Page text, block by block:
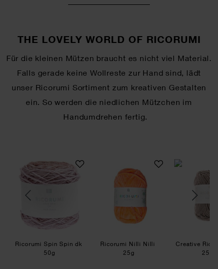
THE LOVELY WORLD OF RICORUMI
Für die kleinen Mützen braucht es nicht viel Material.
Falls gerade keine Wollreste zur Hand sind, lädt
unser Ricorumi Sortiment zum kreativen Gestalten
ein. So werden die niedlichen Mützchen im
Handumdrehen fertig.
Ricorumi Spin Spin dk
Ricorumi Spin Spin dk
50g
Ricorumi Nilli Nilli
Ricorumi Nilli Nilli
25g
Creative
25g